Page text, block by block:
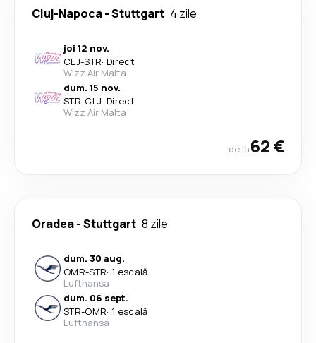
Cluj-Napoca-Stuttgart 4 zile
joi 12 nov.
CLJ-STR· Direct
Wizz Air Malta
dum. 15 nov.
STR-CLJ· Direct
Wizz Air Malta
de la62 €
Oradea-Stuttgart 8 zile
dum. 30 aug.
OMR-STR· 1 escală
Lufthansa
dum. 06 sept.
STR-OMR· 1 escală
Lufthansa